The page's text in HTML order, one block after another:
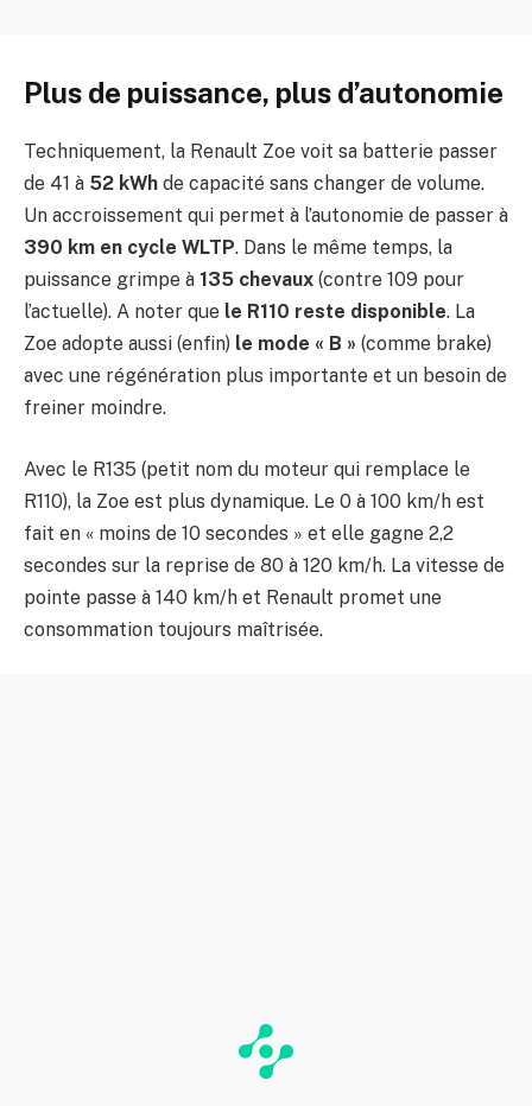
Plus de puissance, plus d’autonomie
Techniquement, la Renault Zoe voit sa batterie passer
de 41 à 52 kWh de capacité sans changer de volume.
Un accroissement qui permet à l’autonomie de passer à
390 km en cycle WLTP. Dans le même temps, la
puissance grimpe à 135 chevaux (contre 109 pour
l’actuelle). A noter que le R110 reste disponible. La
Zoe adopte aussi (enfin) le mode « B » (comme brake)
avec une régénération plus importante et un besoin de
freiner moindre.
Avec le R135 (petit nom du moteur qui remplace le
R110), la Zoe est plus dynamique. Le 0 à 100 km/h est
fait en « moins de 10 secondes » et elle gagne 2,2
secondes sur la reprise de 80 à 120 km/h. La vitesse de
pointe passe à 140 km/h et Renault promet une
consommation toujours maîtrisée.